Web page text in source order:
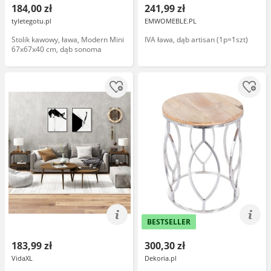
184,00 zł
tyletegotu.pl
Stolik kawowy, ława, Modern Mini
67x67x40 cm, dąb sonoma
241,99 zł
EMWOMEBLE.PL
IVA ława, dąb artisan (1p=1szt)
183,99 zł
VidaXL
BESTSELLER
300,30 zł
Dekoria.pl